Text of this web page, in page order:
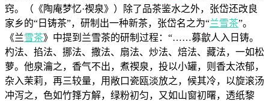
窍。（《陶庵梦忆·禊泉》）除了品茶鉴水之外，张岱还改良
家乡的“日铸茶”，研制出一种新茶，张岱名之为“兰雪茶”。
《兰雪茶》中提到兰雪茶的研制过程：“……募歙人入日铸。
杓法、掐法、挪法、撒法、扇法、炒法、焙法、藏法，一如松
萝。他泉瀹之，香气不出，煮禊泉，投以小罐，则香太浓郁，
杂入茉莉，再三较量，用敞口瓷瓯淡放之，候其冷，以旋滚汤
冲泻之，色如竹箨方解，绿粉初匀，又如山窗初曙，透纸黎